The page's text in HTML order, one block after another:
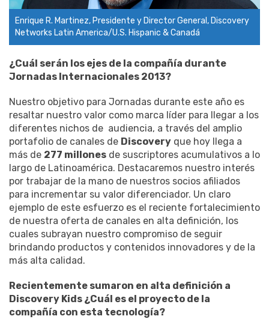
Enrique R. Martinez, Presidente y Director General, Discovery
Networks Latin America/U.S. Hispanic & Canadá
¿Cuál serán los ejes de la compañía durante
Jornadas Internacionales 2013?
Nuestro objetivo para Jornadas durante este año es
resaltar nuestro valor como marca líder para llegar a los
diferentes nichos de audiencia, a través del amplio
portafolio de canales de Discovery que hoy llega a
más de 277 millones de suscriptores acumulativos a lo
largo de Latinoamérica. Destacaremos nuestro interés
por trabajar de la mano de nuestros socios afiliados
para incrementar su valor diferenciador. Un claro
ejemplo de este esfuerzo es el reciente fortalecimiento
de nuestra oferta de canales en alta definición, los
cuales subrayan nuestro compromiso de seguir
brindando productos y contenidos innovadores y de la
más alta calidad.
Recientemente sumaron en alta definición a
Discovery Kids ¿Cuál es el proyecto de la
compañía con esta tecnología?